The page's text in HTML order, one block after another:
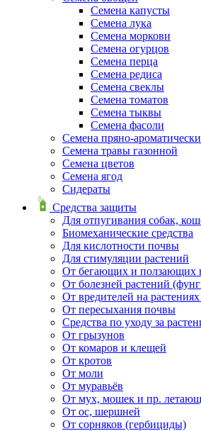
Семена капусты
Семена лука
Семена моркови
Семена огурцов
Семена перца
Семена редиса
Семена свеклы
Семена томатов
Семена тыквы
Семена фасоли
Семена пряно-
Семена травы газонной
Семена цветов
Семена ягод
Сидераты
Средства защиты
Для отпугивания собак,
Биомеханические средства
Для кислотности почвы
Для стимуляции растений
От бегающих и ползающих
От болезней растений
От вредителей на
От пересыхания почвы
Средства по уходу за
От грызунов
От комаров и клещей
От кротов
От моли
От муравьёв
От мух, мошек и пр.
От ос, шершней
От сорняков (гербициды)